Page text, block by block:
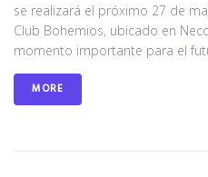
se realizará el próximo 27 de
Club Bohemios, ubicado en
momento importante para el
MORE